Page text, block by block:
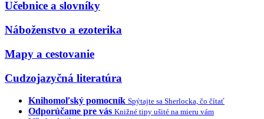
Učebnice a slovníky
Náboženstvo a ezoterika
Mapy a cestovanie
Cudzojazyčná literatúra
Knihomoľský pomocník Spýtajte sa Sherlocka, čo čítať
Odporúčame pre vás Knižné tipy ušité na mieru vám